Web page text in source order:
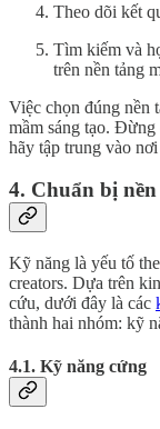
Theo dõi kết
Tìm kiếm và
trên nền tảng
Việc chọn đúng nền
mầm sáng tạo.
hãy tập trung vào
4. Chuẩn bị
Kỹ năng là yếu tố
creators. Dựa trên
cứu, dưới đây là các
thành hai nhóm: kỹ
4.1. Kỹ năng cứng